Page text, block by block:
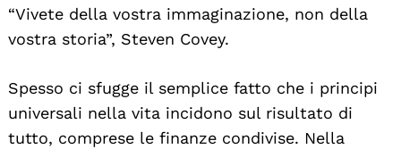
“Vivete della vostra immaginazione, non della
vostra storia”, Steven Covey.
Spesso ci sfugge il semplice fatto che i principi
universali nella vita incidono sul risultato di
tutto, comprese le finanze condivise. Nella